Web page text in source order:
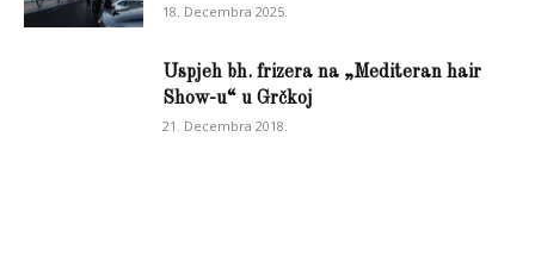
18. Decembra 2025.
Uspjeh bh. frizera na „Mediteran hair
Show-u“ u Grčkoj
21. Decembra 2018.